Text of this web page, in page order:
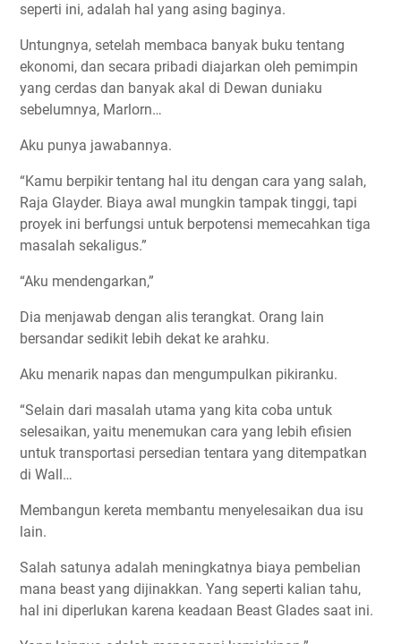
seperti ini, adalah hal yang asing baginya.
Untungnya, setelah membaca banyak buku tentang
ekonomi, dan secara pribadi diajarkan oleh pemimpin
yang cerdas dan banyak akal di Dewan duniaku
sebelumnya, Marlorn…
Aku punya jawabannya.
“Kamu berpikir tentang hal itu dengan cara yang salah,
Raja Glayder. Biaya awal mungkin tampak tinggi, tapi
proyek ini berfungsi untuk berpotensi memecahkan tiga
masalah sekaligus.”
“Aku mendengarkan,”
Dia menjawab dengan alis terangkat. Orang lain
bersandar sedikit lebih dekat ke arahku.
Aku menarik napas dan mengumpulkan pikiranku.
“Selain dari masalah utama yang kita coba untuk
selesaikan, yaitu menemukan cara yang lebih efisien
untuk transportasi persedian tentara yang ditempatkan
di Wall…
Membangun kereta membantu menyelesaikan dua isu
lain.
Salah satunya adalah meningkatnya biaya pembelian
mana beast yang dijinakkan. Yang seperti kalian tahu,
hal ini diperlukan karena keadaan Beast Glades saat ini.